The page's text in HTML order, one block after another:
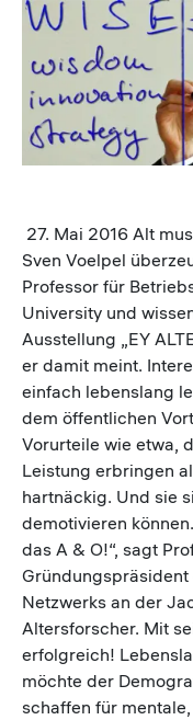
Image
27. Mai 2016 Alt
Sven Voelpel
Professor für
University und
Ausstellung „EY
er damit meint.
einfach lebenslang
dem öffentlichen
Vorurteile wie etwa,
Leistung erbringen
hartnäckig. Und sie
demotivieren
das A & O!“, sagt
Gründungspräsident
Netzwerks an der
Altersforscher. Mit
erfolgreich!
möchte der
schaffen für